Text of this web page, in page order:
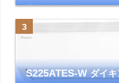
霧ヶ峰 2025年モデル
ワイト 清潔
S225ATES-Wダイ